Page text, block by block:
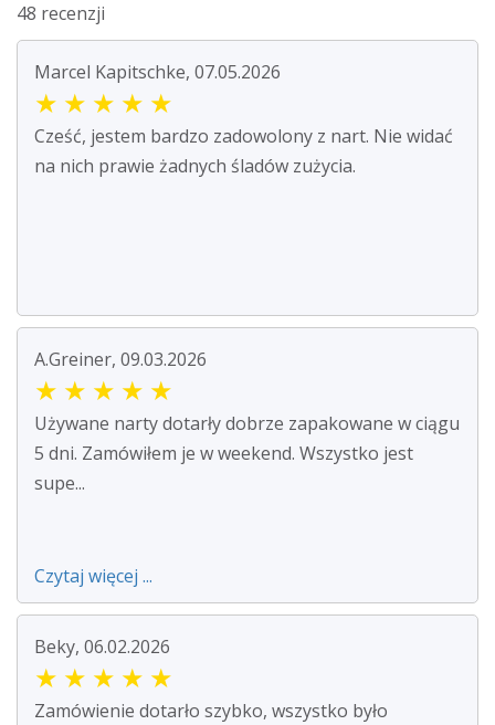
48 recenzji
Marcel Kapitschke, 07.05.2026
★ ★ ★ ★ ★
Cześć, jestem bardzo zadowolony z nart. Nie widać
na nich prawie żadnych śladów zużycia.
A.Greiner, 09.03.2026
★ ★ ★ ★ ★
Używane narty dotarły dobrze zapakowane w ciągu
5 dni. Zamówiłem je w weekend. Wszystko jest
supe...
Czytaj więcej ...
Beky, 06.02.2026
★ ★ ★ ★ ★
Zamówienie dotarło szybko, wszystko było